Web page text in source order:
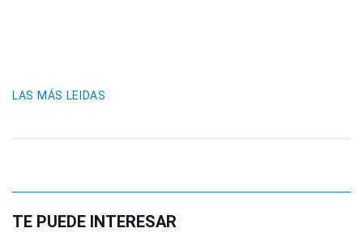
LAS MÁS LEIDAS
TE PUEDE INTERESAR